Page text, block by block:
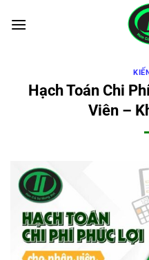
qua
Hạch Toán Chi
Viên –